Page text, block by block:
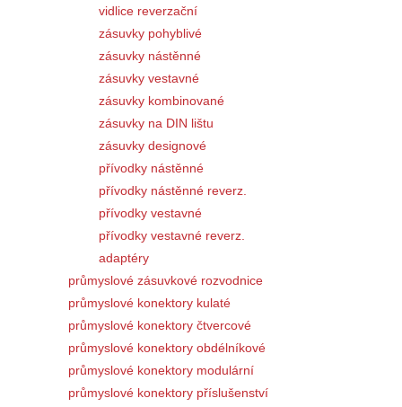
vidlice reverzační
zásuvky pohyblivé
zásuvky nástěnné
zásuvky vestavné
zásuvky kombinované
zásuvky na DIN lištu
zásuvky designové
přívodky nástěnné
přívodky nástěnné reverz.
přívodky vestavné
přívodky vestavné reverz.
adaptéry
průmyslové zásuvkové rozvodnice
průmyslové konektory kulaté
průmyslové konektory čtvercové
průmyslové konektory obdélníkové
průmyslové konektory modulární
průmyslové konektory příslušenství